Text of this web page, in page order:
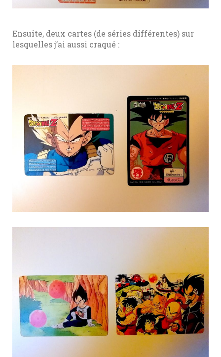
Ensuite, deux cartes (de séries différentes) sur
lesquelles j’ai aussi craqué :